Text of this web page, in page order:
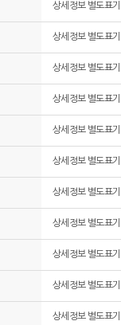
상세정보 별도표기
상세정보 별도표기
상세정보 별도표기
상세정보 별도표기
상세정보 별도표기
상세정보 별도표기
상세정보 별도표기
상세정보 별도표기
상세정보 별도표기
상세정보 별도표기
상세정보 별도표기